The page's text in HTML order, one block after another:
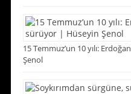
15 Temmuz’un 10 yılı:
Şenol